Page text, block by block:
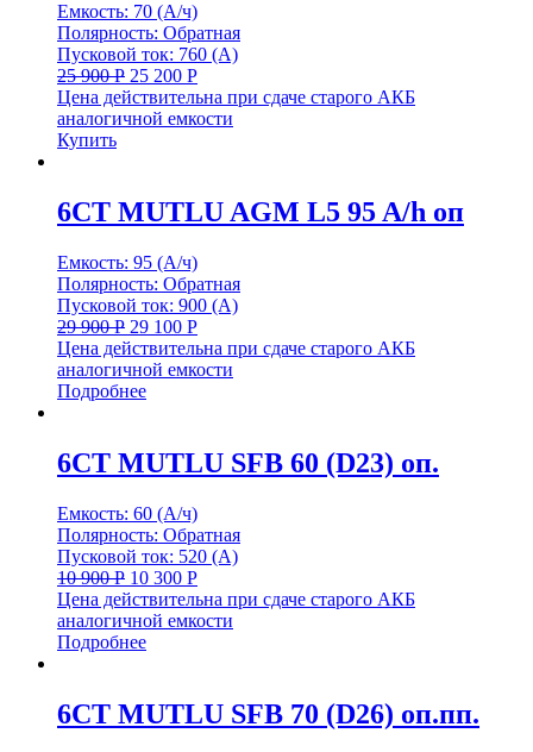
Емкость: 70 (А/ч)
Полярность: Обратная
Пусковой ток: 760 (А)
25 900Р 25 200 Р
Цена действительна при сдаче старого АКБ
аналогичной емкости
Купить
6СТ MUTLU AGM L5 95 A/h оп
Емкость: 95 (А/ч)
Полярность: Обратная
Пусковой ток: 900 (А)
29 900Р 29 100 Р
Цена действительна при сдаче старого АКБ
аналогичной емкости
Подробнее
6СТ MUTLU SFB 60 (D23) оп.
Емкость: 60 (А/ч)
Полярность: Обратная
Пусковой ток: 520 (А)
10 900Р 10 300 Р
Цена действительна при сдаче старого АКБ
аналогичной емкости
Подробнее
6СТ MUTLU SFB 70 (D26) оп.пп.